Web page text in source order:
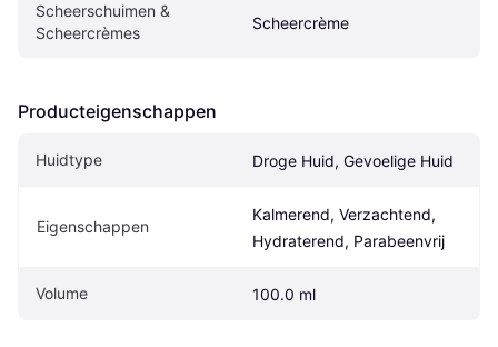
Scheerschuimen &
Scheercrèmes
Scheercrème
Producteigenschappen
Huidtype Droge Huid, Gevoelige Huid
Eigenschappen
Kalmerend, Verzachtend,
Hydraterend, Parabeenvrij
Volume 100.0 ml